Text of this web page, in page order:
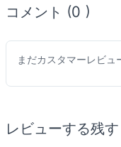
コメント (0 )
まだカスタマーレビ
レビューする残す